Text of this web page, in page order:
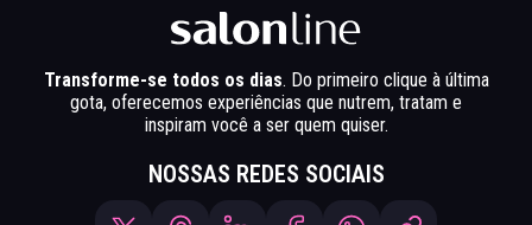
Transforme-se todos os dias. Do primeiro clique à última
gota, oferecemos experiências que nutrem, tratam e
inspiram você a ser quem quiser.
NOSSAS REDES SOCIAIS